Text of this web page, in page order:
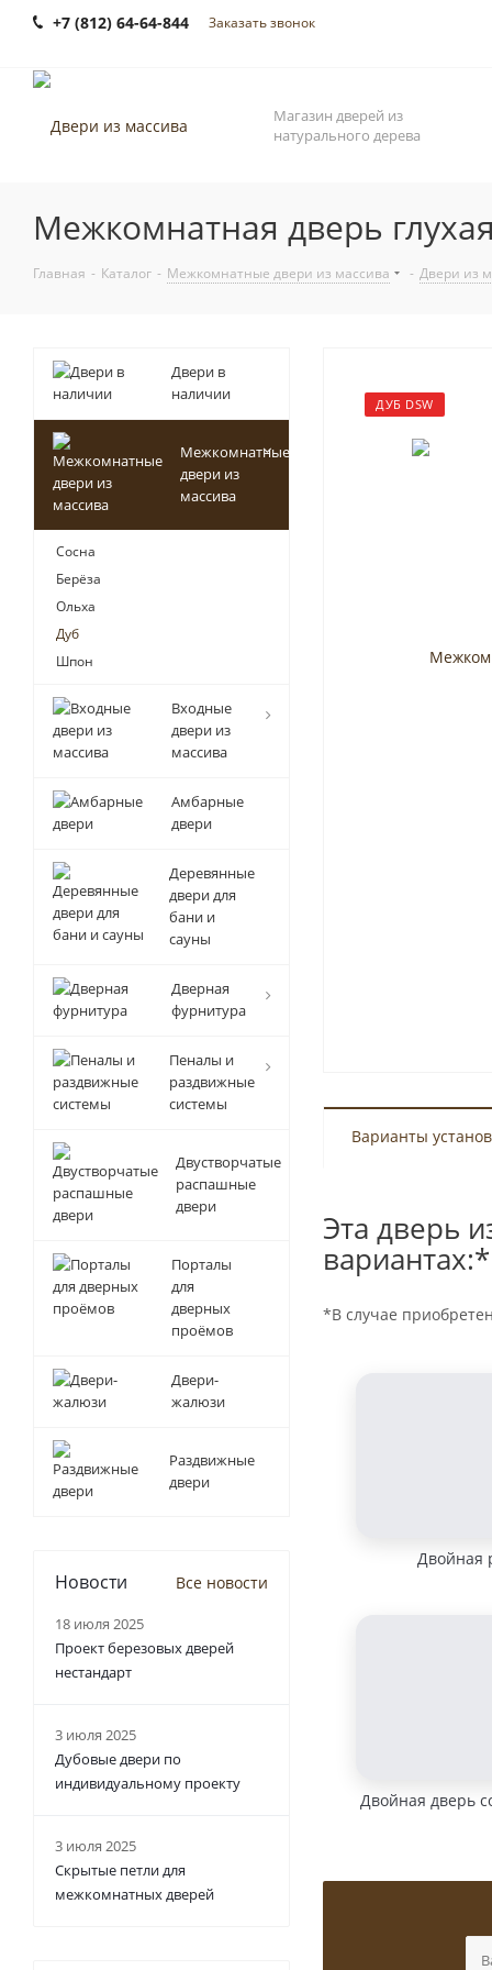
+7 (812) 64-64-844 Заказать звонок
Магазин дверей из
натурального дерева
Межкомнатная дверь
Главная - Каталог - Межкомнатные двери из массива - Двери из
ДУБ DSW
Варианты
Эта дверь
вариантах:*
*В случае
Двойная
Двойная дверь
Двери в
наличии
Межкомнатные
двери из
массива
Сосна
Берёза
Ольха
Дуб
Шпон
Входные
двери из
массива
Амбарные
двери
Деревянные
двери для
бани и
сауны
Дверная
фурнитура
Пеналы и
раздвижные
системы
Двустворчатые
распашные
двери
Порталы
для
дверных
проёмов
Двери-
жалюзи
Раздвижные
двери
Новости Все новости
18 июля 2025
Проект березовых дверей
нестандарт
3 июля 2025
Дубовые двери по
индивидуальному проекту
3 июля 2025
Скрытые петли для
межкомнатных дверей